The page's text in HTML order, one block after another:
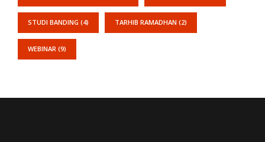
STUDI BANDING (4) TARHIB RAMADHAN (2)
WEBINAR (9)